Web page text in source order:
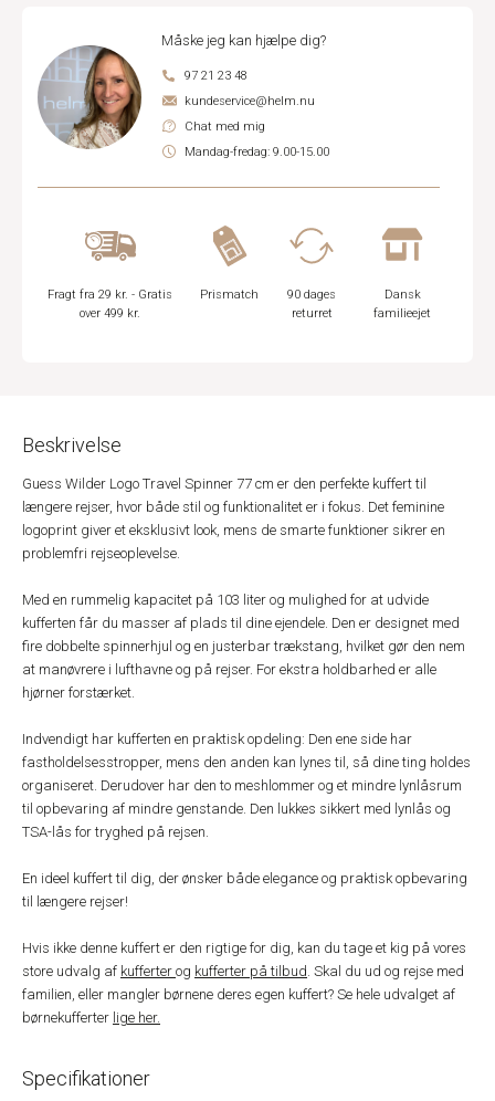
Måske jeg kan hjælpe dig?
97 21 23 48
kundeservice@helm.nu
Chat med mig
Mandag-fredag: 9.00-15.00
Fragt fra 29 kr. - Gratis
over 499 kr.
Prismatch
90 dages
returret
Dansk
familieejet
Beskrivelse
Guess Wilder Logo Travel Spinner 77 cm er den perfekte kuffert til
længere rejser, hvor både stil og funktionalitet er i fokus. Det feminine
logoprint giver et eksklusivt look, mens de smarte funktioner sikrer en
problemfri rejseoplevelse.
Med en rummelig kapacitet på 103 liter og mulighed for at udvide
kufferten får du masser af plads til dine ejendele. Den er designet med
fire dobbelte spinnerhjul og en justerbar trækstang, hvilket gør den nem
at manøvrere i lufthavne og på rejser. For ekstra holdbarhed er alle
hjørner forstærket.
Indvendigt har kufferten en praktisk opdeling: Den ene side har
fastholdelsesstropper, mens den anden kan lynes til, så dine ting holdes
organiseret. Derudover har den to meshlommer og et mindre lynlåsrum
til opbevaring af mindre genstande. Den lukkes sikkert med lynlås og
TSA-lås for tryghed på rejsen.
En ideel kuffert til dig, der ønsker både elegance og praktisk opbevaring
til længere rejser!
Hvis ikke denne kuffert er den rigtige for dig, kan du tage et kig på vores
store udvalg af kufferter og kufferter på tilbud. Skal du ud og rejse med
familien, eller mangler børnene deres egen kuffert? Se hele udvalget af
børnekufferter lige her.
Specifikationer